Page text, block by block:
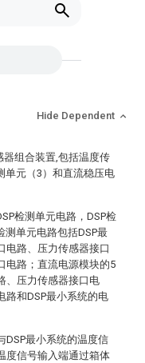
Hide Dependent
组合装置,包括温度传
单元（3）和直流稳压电
检测单元电路，DSP检
测单元电路包括DSP最
电路、压力传感器接口
电路；直流电源模块的5
、压力传感器接口电
路和DSP最小系统的电
DSP最小系统的温度信
度信号输入端通过箱体